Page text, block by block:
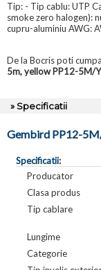
Tip: - Tip cablu: UTP
smoke zero halogen):
cupru-aluminiu AWG:
De la Bocris poti
5m, yellow PP12-5M/Y
» Specificatii
Gembird PP12-
Specificatii:
Producator
Clasa produs
Tip cablare
Lungime
Categorie